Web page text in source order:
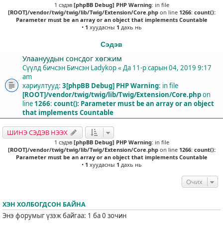
1 сэдэв [phpBB Debug] PHP Warning: in file
[ROOT]/vendor/twig/twig/lib/Twig/Extension/Core.phpon line 1266: count():
Parameter must be an array or an object that implements Countable
• 1 хуудасны 1 дахь нь
Сэдэв
Улаануудын сонсдог хөгжим
Сүүлд бичсэн Бичсэн Ladykop« Да 11-р сарын 04, 2019 9:17
am
хариултууд: 3[phpBB Debug] PHP Warning: in file
[ROOT]/vendor/twig/twig/lib/Twig/Extension/Core.phpon
line 1266: count(): Parameter must be an array or an object
that implements Countable
ШИНЭ СЭДЭВ НЭЭХ
1 сэдэв [phpBB Debug] PHP Warning: in file
[ROOT]/vendor/twig/twig/lib/Twig/Extension/Core.phpon line 1266: count():
Parameter must be an array or an object that implements Countable
• 1 хуудасны 1 дахь нь
Очих
ХЭН ХОЛБОГДСОН БАЙНА
Энэ форумыг үзэж байгаа: 1 ба 0 зочин